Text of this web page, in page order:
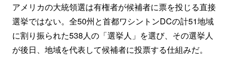
アメリカの大統領選は有権者が候補者に票を投じる直接
選挙ではない。全50州と首都ワシントンDCの計51地域
に割り振られた538人の「選挙人」を選び、その選挙人
が後日、地域を代表して候補者に投票する仕組みだ。